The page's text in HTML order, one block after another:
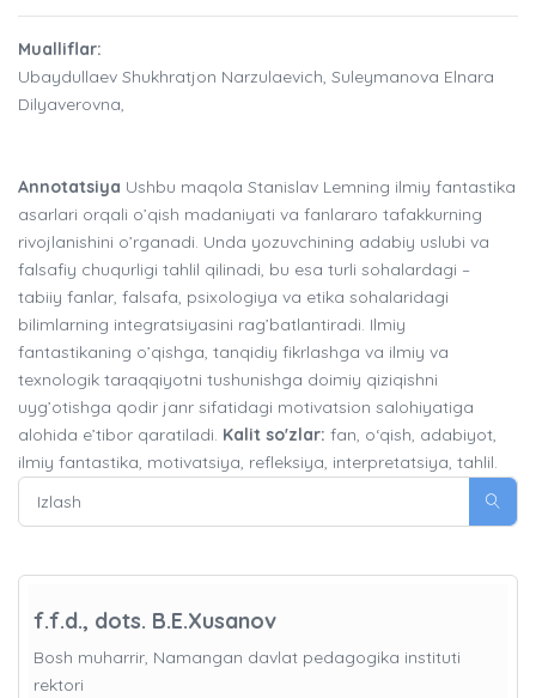
Mualliflar:
Ubaydullaev Shukhratjon Narzulaevich, Suleymanova Elnara
Dilyaverovna,
Annotatsiya Ushbu maqola Stanislav Lemning ilmiy fantastika
asarlari orqali o’qish madaniyati va fanlararo tafakkurning
rivojlanishini o’rganadi. Unda yozuvchining adabiy uslubi va
falsafiy chuqurligi tahlil qilinadi, bu esa turli sohalardagi –
tabiiy fanlar, falsafa, psixologiya va etika sohalaridagi
bilimlarning integratsiyasini rag’batlantiradi. Ilmiy
fantastikaning o’qishga, tanqidiy fikrlashga va ilmiy va
texnologik taraqqiyotni tushunishga doimiy qiziqishni
uyg’otishga qodir janr sifatidagi motivatsion salohiyatiga
alohida e’tibor qaratiladi. Kalit so'zlar: fan, o‘qish, adabiyot,
ilmiy fantastika, motivatsiya, refleksiya, interpretatsiya, tahlil.
f.f.d., dots. B.E.Xusanov
Bosh muharrir, Namangan davlat pedagogika instituti
rektori